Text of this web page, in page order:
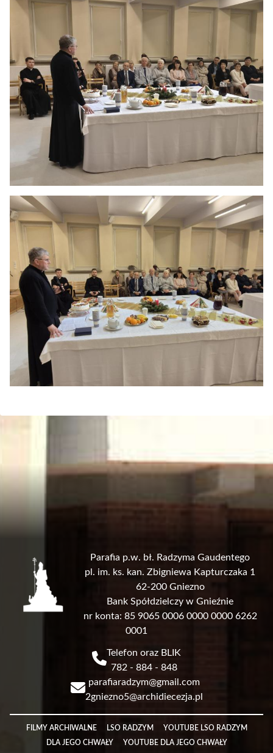
Parafia p.w. bł. Radzyma Gaudentego
pl. im. ks. kan. Zbigniewa Kapturczaka 1
62-200 Gniezno
Bank Spółdzielczy w Gnieźnie
nr konta: 85 9065 0006 0000 0000 6262
0001
Telefon oraz BLIK
782 - 884 - 848
parafiaradzym@gmail.com
2gniezno5@archidiecezja.pl
LinkFILMY ARCHIWALNE LSO RADZYM
YOUTUBE LSO RADZYM
DLA JEGO CHWAŁY
YOUTUBE DLA JEGO CHWAŁY